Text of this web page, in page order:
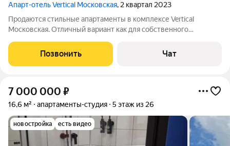
Апарт-отель Vertical Московская, 2 квартал 2023
Продаются стильные апартаменты в комплексе Vertical
Московская. Отличный вариант как для собственного
готовы к заселению или сдаче в аренду никаких
дополнительных вложений не требуется.
Позвонить Чат
7 000 000 ₽
16,6 м² апартаменты-студия 5 этаж из 26
новостройка есть видео